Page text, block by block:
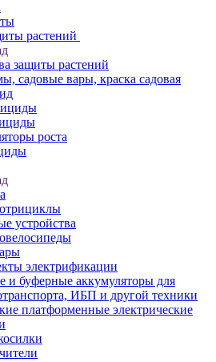
растений
защиты растений
садовые вары, краска садовая
роста
устройства
электрификации
и буферные аккумуляторы для
ИБП и другой техники
платформенные электрические